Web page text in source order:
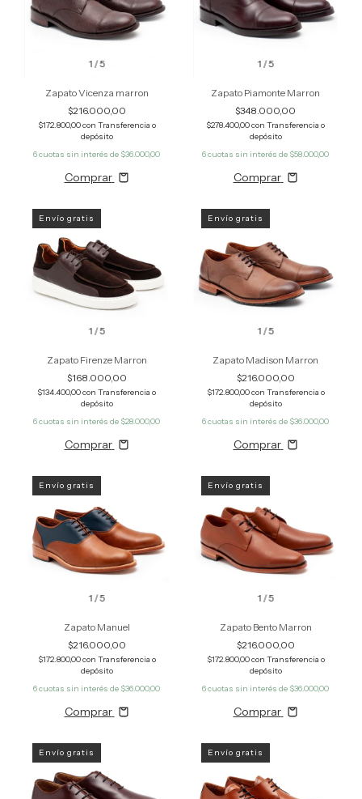
1 /5
Zapato Vicenza marron
$216.000,00
$172.800,00con Transferencia o
depósito
6cuotas sin interés de $36.000,00
Comprar
1 /5
Zapato Piamonte Marron
$348.000,00
$278.400,00con Transferencia o
depósito
6cuotas sin interés de $58.000,00
Comprar
1 /5
Envío gratis
Zapato Firenze Marron
$168.000,00
$134.400,00con Transferencia o
depósito
6cuotas sin interés de $28.000,00
Comprar
1 /5
Envío gratis
Zapato Madison Marron
$216.000,00
$172.800,00con Transferencia o
depósito
6cuotas sin interés de $36.000,00
Comprar
1 /5
Envío gratis
Zapato Manuel
$216.000,00
$172.800,00con Transferencia o
depósito
6cuotas sin interés de $36.000,00
Comprar
1 /5
Envío gratis
Zapato Bento Marron
$216.000,00
$172.800,00con Transferencia o
depósito
6cuotas sin interés de $36.000,00
Comprar
Envío gratis Envío gratis